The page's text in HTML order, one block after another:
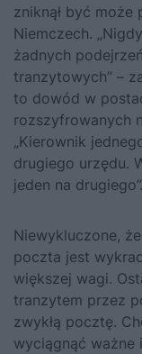
zniknął być może
Niemczech.
żadnych
tranzytowych” –
to dowód w
rozszyfrowanych
„Kierownik
drugiego urzędu.
jeden na drugiego”.
Niewykluczone,
poczta jest
większej wagi.
tranzytem przez
zwykłą pocztę.
wyciągnąć ważne